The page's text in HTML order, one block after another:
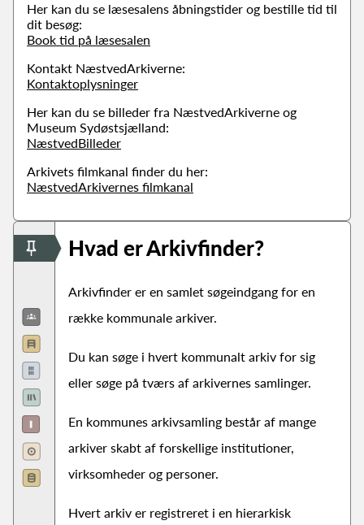
Her kan du se læsesalens åbningstider og bestille tid til
dit besøg:
Book tid på læsesalen
Kontakt NæstvedArkiverne:
Kontaktoplysninger
Her kan du se billeder fra NæstvedArkiverne og
Museum Sydøstsjælland:
NæstvedBilleder
Arkivets filmkanal finder du her:
NæstvedArkivernes filmkanal
Hvad er Arkivfinder?
Arkivfinder er en samlet søgeindgang for en
række kommunale arkiver.
Du kan søge i hvert kommunalt arkiv for sig
eller søge på tværs af arkivernes samlinger.
En kommunes arkivsamling består af mange
arkiver skabt af forskellige institutioner,
virksomheder og personer.
Hvert arkiv er registreret i en hierarkisk